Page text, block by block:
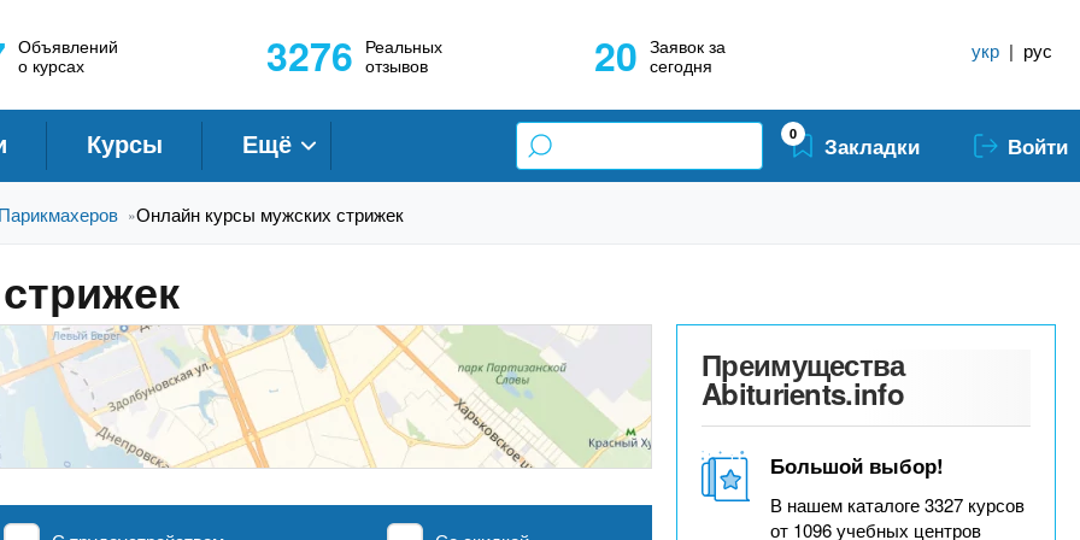
Объявлений
о курсах
3276 Реальных
отзывов
20 Заявок за
сегодня
укр | рус
Курсы Ещё 0 Закладки Войти
»Онлайн курсы мужских стрижек
Преимущества
Abiturients.info
Большой выбор!
В нашем каталоге 3327 курсов
от 1096 учебных центров